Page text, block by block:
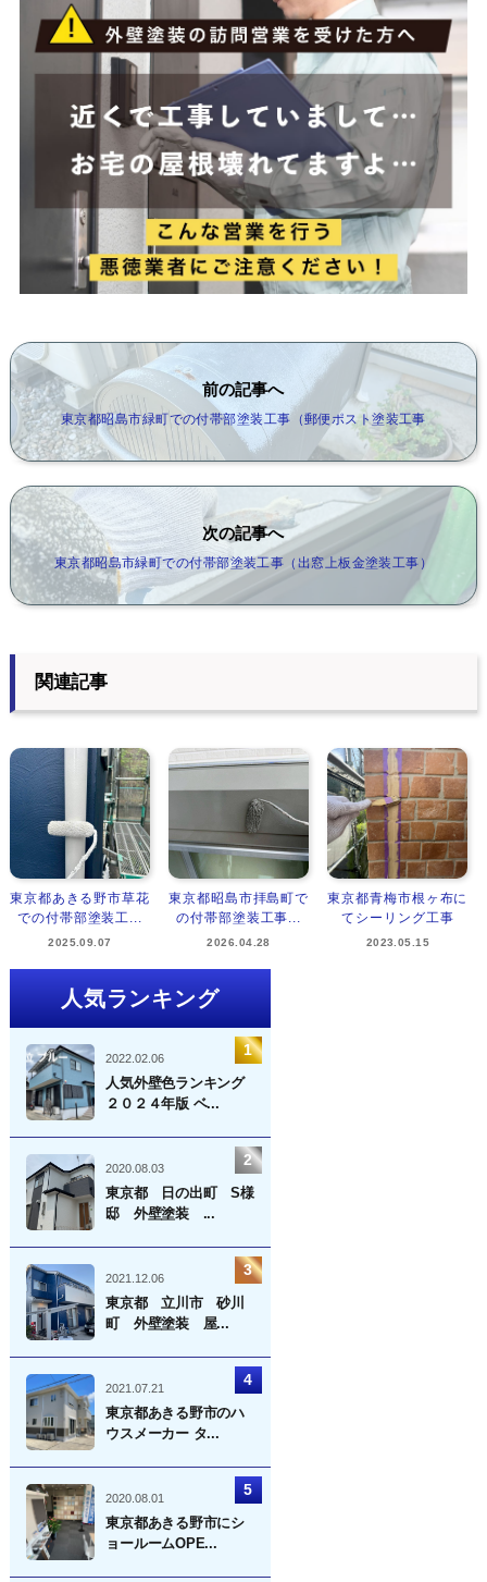
前の記事へ
東京都昭島市緑町での付帯部塗装工事（郵便ポスト塗装工事
次の記事へ
東京都昭島市緑町での付帯部塗装工事（出窓上板金塗装工事）
関連記事
東京都あきる野市草花
での付帯部塗装工...
2025.09.07
東京都昭島市拝島町で
の付帯部塗装工事...
2026.04.28
東京都青梅市根ヶ布に
てシーリング工事
2023.05.15
人気ランキング
2022.02.06
人気外壁色ランキング
２０２４年版 ベ...
2020.08.03
東京都 日の出町 S様
邸 外壁塗装 ...
2021.12.06
東京都 立川市 砂川
町 外壁塗装 屋...
2021.07.21
東京都あきる野市のハ
ウスメーカー タ...
2020.08.01
東京都あきる野市にシ
ョールームOPE...